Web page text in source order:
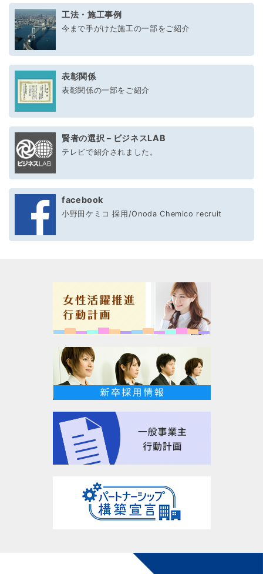
工法・施工事例
今まで手がけた施工の一部をご紹介
表彰関係
表彰関係の一部をご紹介
賢者の選択－ビジネスLAB
テレビで紹介されました。
facebook
小野田ケミコ 採用/Onoda Chemico recruit